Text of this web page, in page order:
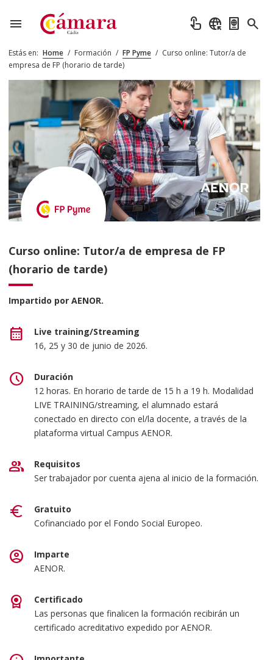
menu touch_app captive_portal passport search
Estás en: Home / Formación / FP Pyme / Curso online: Tutor/a de
empresa de FP (horario de tarde)
Curso online: Tutor/a de empresa de FP
(horario de tarde)
Impartido por AENOR.
calendar_month
Live training/Streaming
16, 25 y 30 de junio de 2026.
schedule
Duración
12 horas. En horario de tarde de 15 h a 19 h. Modalidad
LIVE TRAINING/streaming, el alumnado estará
conectado en directo con el/la docente, a través de la
plataforma virtual Campus AENOR.
group
Requisitos
Ser trabajador por cuenta ajena al inicio de la formación.
euro
Gratuito
Cofinanciado por el Fondo Social Europeo.
account_circle
Imparte
AENOR.
license
Certificado
Las personas que finalicen la formación recibirán un
certificado acreditativo expedido por AENOR.